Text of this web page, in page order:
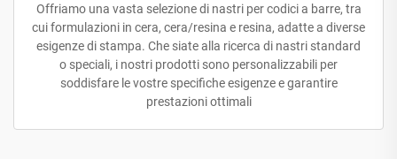
Offriamo una vasta selezione di nastri per codici a barre, tra
cui formulazioni in cera, cera/resina e resina, adatte a diverse
esigenze di stampa. Che siate alla ricerca di nastri standard
o speciali, i nostri prodotti sono personalizzabili per
soddisfare le vostre specifiche esigenze e garantire
prestazioni ottimali